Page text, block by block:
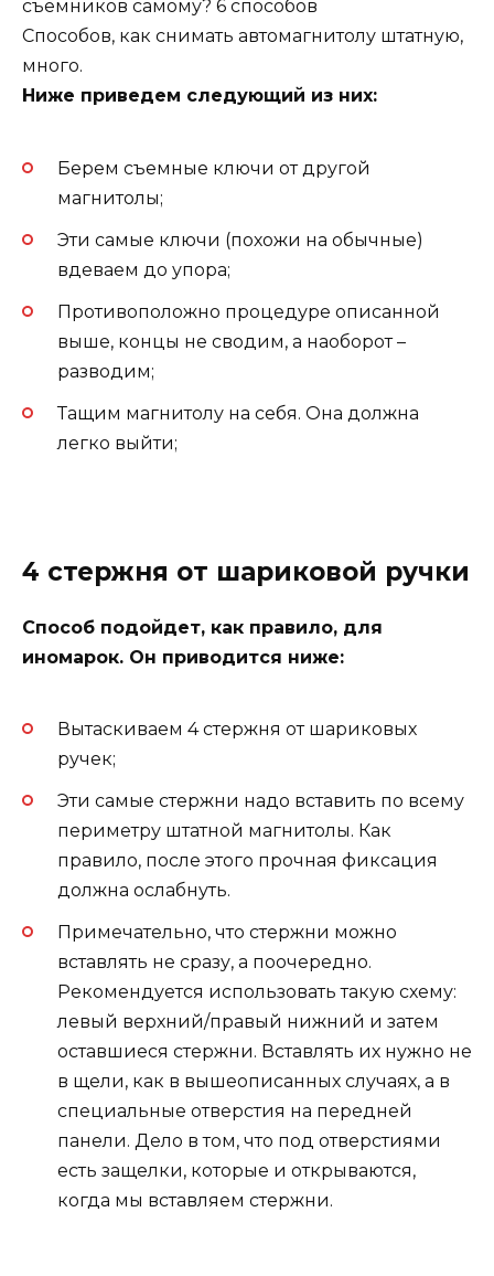
Способов, как снимать автомагнитолу штатную,
много.
Ниже приведем следующий из них:
Берем съемные ключи от другой
магнитолы;
Эти самые ключи (похожи на обычные)
вдеваем до упора;
Противоположно процедуре описанной
выше, концы не сводим, а наоборот –
разводим;
Тащим магнитолу на себя. Она должна
легко выйти;
4 стержня от шариковой ручки
Способ подойдет, как правило, для
иномарок. Он приводится ниже:
Вытаскиваем 4 стержня от шариковых
ручек;
Эти самые стержни надо вставить по всему
периметру штатной магнитолы. Как
правило, после этого прочная фиксация
должна ослабнуть.
Примечательно, что стержни можно
вставлять не сразу, а поочередно.
Рекомендуется использовать такую схему:
левый верхний/правый нижний и затем
оставшиеся стержни. Вставлять их нужно не
в щели, как в вышеописанных случаях, а в
специальные отверстия на передней
панели. Дело в том, что под отверстиями
есть защелки, которые и открываются,
когда мы вставляем стержни.